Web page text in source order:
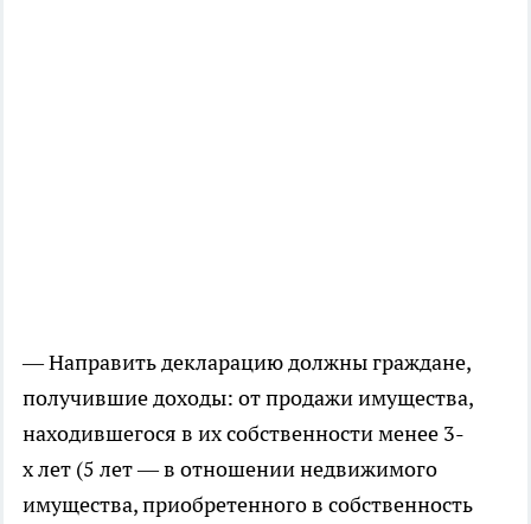
— Направить декларацию должны граждане,
получившие доходы: от продажи имущества,
находившегося в их собственности менее 3-
х лет (5 лет — в отношении недвижимого
имущества, приобретенного в собственность